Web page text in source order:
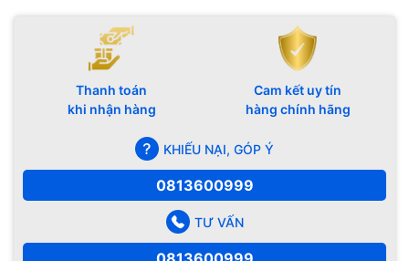
Thanh toán
khi nhận hàng
Cam kết uy tín
hàng chính hãng
KHIẾU NẠI, GÓP Ý
0813600999
TƯ VẤN